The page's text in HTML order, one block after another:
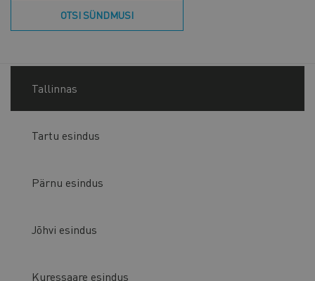
OTSI SÜNDMUSI
Tallinnas
Tartu esindus
Pärnu esindus
Jõhvi esindus
Kuressaare esindus